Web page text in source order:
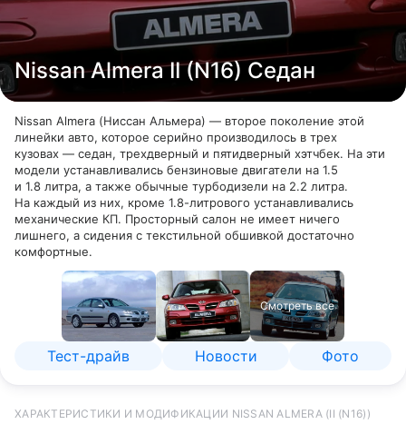
Nissan Almera II (N16) Седан
Nissan Almera (Ниссан Альмера) — второе поколение этой
линейки авто, которое серийно производилось в трех
кузовах — седан, трехдверный и пятидверный хэтчбек. На эти
модели устанавливались бензиновые двигатели на 1.5
и 1.8 литра, а также обычные турбодизели на 2.2 литра.
На каждый из них, кроме 1.8-литрового устанавливались
механические КП. Просторный салон не имеет ничего
лишнего, а сидения с текстильной обшивкой достаточно
комфортные.
Смотреть все
Тест-драйв Новости Фото
ХАРАКТЕРИСТИКИ И МОДИФИКАЦИИ NISSAN ALMERA (II (N16))